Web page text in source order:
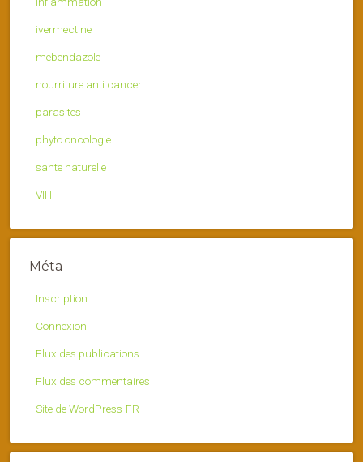
ivermectine
mebendazole
nourriture anti cancer
parasites
phyto oncologie
sante naturelle
VIH
Méta
Inscription
Connexion
Flux des publications
Flux des commentaires
Site de WordPress-FR